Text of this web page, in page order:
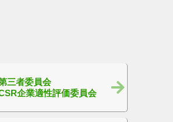
三者委員会
企業適性評価委員会